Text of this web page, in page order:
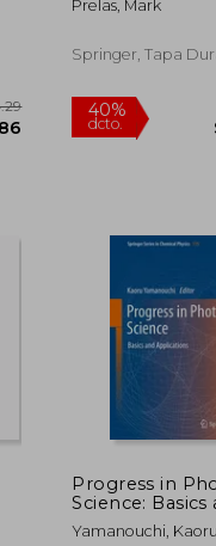
Prelas, Mark
Springer, Tapa
dcto.
Progress in
Science: Basics
Applications (en
Inglés)
Yamanouchi, Kaoru